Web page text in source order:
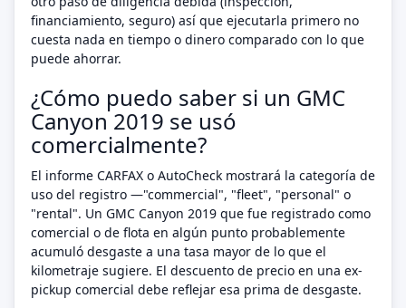
financiamiento, seguro) así que ejecutarla primero no
cuesta nada en tiempo o dinero comparado con lo que
puede ahorrar.
¿Cómo puedo saber si un GMC
Canyon 2019 se usó
comercialmente?
El informe CARFAX o AutoCheck mostrará la categoría de
uso del registro —"commercial", "fleet", "personal" o
"rental". Un GMC Canyon 2019 que fue registrado como
comercial o de flota en algún punto probablemente
acumuló desgaste a una tasa mayor de lo que el
kilometraje sugiere. El descuento de precio en una ex-
pickup comercial debe reflejar esa prima de desgaste.